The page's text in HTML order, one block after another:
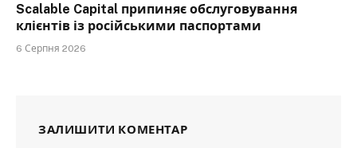
Scalable Capital припиняє обслуговування
клієнтів із російськими паспортами
6 Серпня 2026
ЗАЛИШИТИ КОМЕНТАР